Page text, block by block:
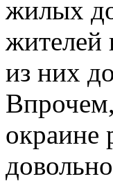
жилых
жителей
из них
окраине